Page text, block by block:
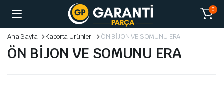
0
Ana Sayfa Kaporta Ürünleri ÖN BİJON VE SOMUNU ERA
ÖN BİJON VE SOMUNU ERA